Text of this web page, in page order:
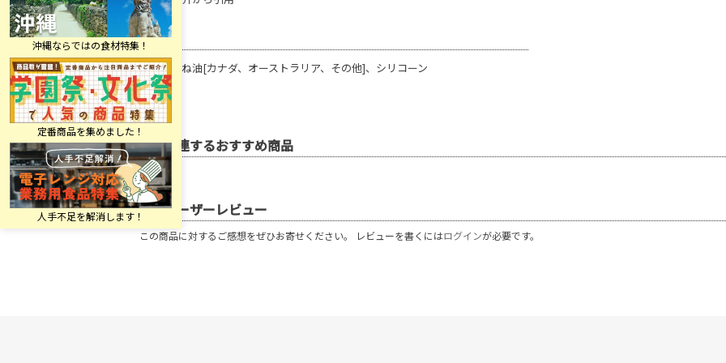
原材料
食用なたね油[カナダ、オーストラリア、その他]、シリコーン
関連するおすすめ商品
ユーザーレビュー
この商品に対するご感想をぜひお寄せください。 レビューを書くにはログインが必要です。